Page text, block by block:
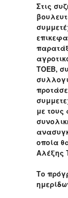
Στις
ΤΟΕΒ,
με
οποία
Αλέξης
Το